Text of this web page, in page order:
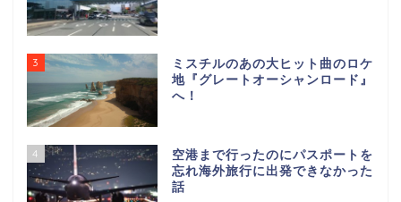
3
ミスチルのあの大ヒット曲のロケ
地『グレートオーシャンロード』
へ！
4
空港まで行ったのにパスポートを
忘れ海外旅行に出発できなかった
話